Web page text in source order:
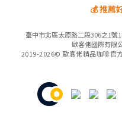
💰 推薦
臺中市北區太原路二段306之1號
歐客佬國際有限
2019-2026© 歐客佬精品咖啡官